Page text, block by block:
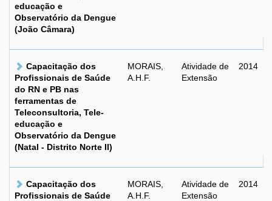
educação e
Observatório da Dengue
(João Câmara)
Capacitação dos
Profissionais de Saúde
do RN e PB nas
ferramentas de
Teleconsultoria, Tele-
educação e
Observatório da Dengue
(Natal - Distrito Norte II)
MORAIS,
A.H.F.
Atividade de
Extensão
2014
Capacitação dos
Profissionais de Saúde
MORAIS,
A.H.F.
Atividade de
Extensão
2014